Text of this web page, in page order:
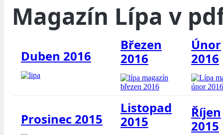
Magazín Lípa v
Duben 2016
Březen
2016
Únor
2016
Prosinec 2015
Listopad
2015
Říjen
2015